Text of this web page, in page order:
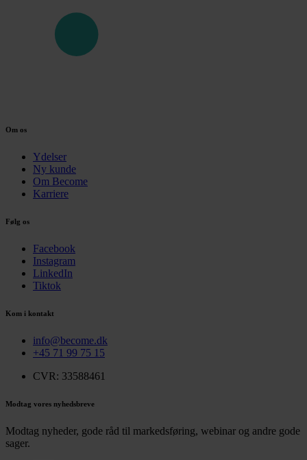
Om os
Ydelser
Ny kunde
Om Become
Karriere
Følg os
Facebook
Instagram
LinkedIn
Tiktok
Kom i kontakt
info@become.dk
+45 71 99 75 15
CVR: 33588461
Modtag vores nyhedsbreve
Modtag nyheder, gode råd til markedsføring, webinar og andre gode
sager.